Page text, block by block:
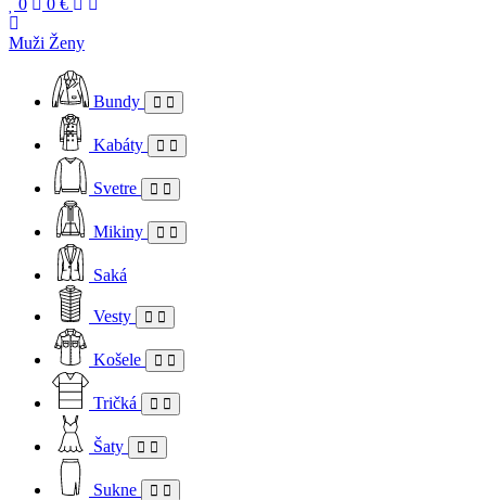
0 0 €
Muži Ženy
Bundy
Kabáty
Svetre
Mikiny
Saká
Vesty
Košele
Tričká
Šaty
Sukne